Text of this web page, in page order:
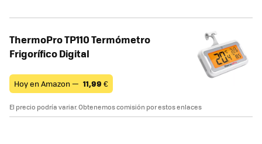
ThermoPro TP110 Termómetro
Frigorífico Digital
Hoy en Amazon — 11,99 €
El precio podría variar. Obtenemos comisión por estos enlaces